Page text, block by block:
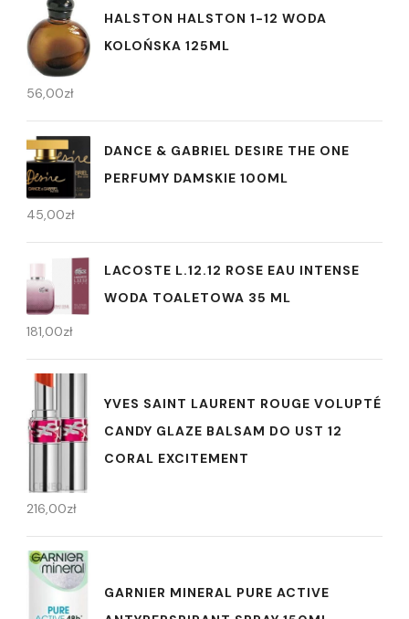
HALSTON HALSTON 1-12 WODA
KOLOŃSKA 125ML
56,00zł
DANCE & GABRIEL DESIRE THE ONE
PERFUMY DAMSKIE 100ML
45,00zł
LACOSTE L.12.12 ROSE EAU INTENSE
WODA TOALETOWA 35 ML
181,00zł
YVES SAINT LAURENT ROUGE VOLUPTÉ
CANDY GLAZE BALSAM DO UST 12
CORAL EXCITEMENT
216,00zł
GARNIER MINERAL PURE ACTIVE